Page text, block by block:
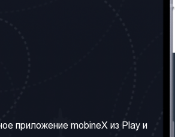
Правила и Условия
приложение mobineX из Play и